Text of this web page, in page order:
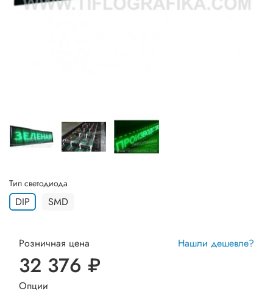
Тип светодиода
DIP SMD
Розничная цена Нашли дешевле?
32 376 ₽
Опции